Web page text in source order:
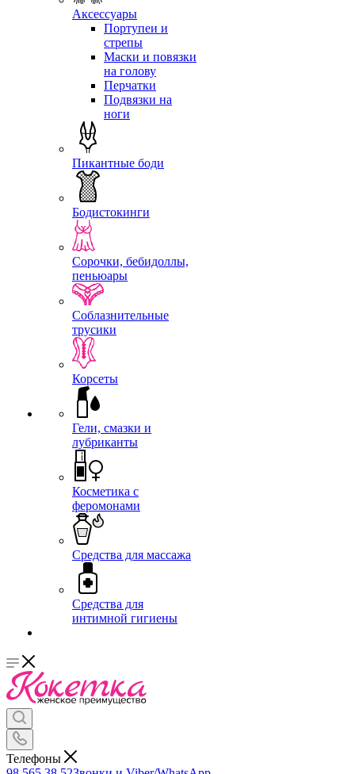
Аксессуары
Портупеи и
стрепы
Маски и повязки
на голову
Перчатки
Подвязки на
ноги
Пикантные боди
Бодистокинги
Сорочки, бебидоллы,
пеньюары
Соблазнительные
трусики
Корсеты
Гели, смазки и
лубриканты
Косметика с
феромонами
Средства для массажа
Средства для
интимной гигиены
Телефоны